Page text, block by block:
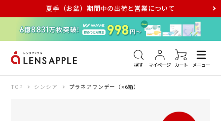
夏季（お盆）期間中の出荷と営業について
探す マイページ カート メニュー
アキュビュー メダリスト メガネ
TOP シンシア プラネアワンデー（×6箱）